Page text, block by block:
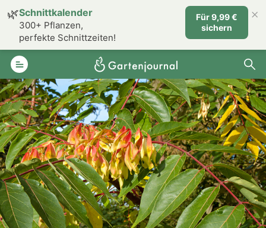
🌿Schnittkalender
300+ Pflanzen,
perfekte Schnittzeiten!
Für 9,99 €
sichern
×